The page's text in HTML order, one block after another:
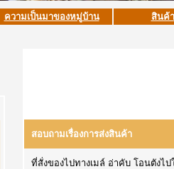
ความเป็นมาของหมู่บ้าน สินค้
สอบถามเรื่องการส่งสินค้า
ที่สั่งของไปทางเมล์ อ่าคับ โอนตังไ